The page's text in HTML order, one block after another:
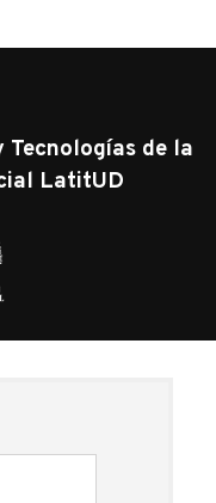
de la
LatitUD